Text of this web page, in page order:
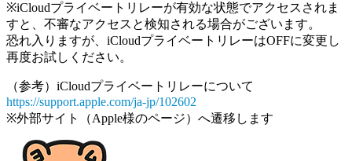
※iCloudプライベートリレーが有効な状態でアクセスされま
すと、不審なアクセスと検知される場合がございます。
恐れ入りますが、iCloudプライベートリレーはOFFに変更し
再度お試しください。
（参考）iCloudプライベートリレーについて
https://support.apple.com/ja-jp/102602
※外部サイト（Apple様のページ）へ遷移します